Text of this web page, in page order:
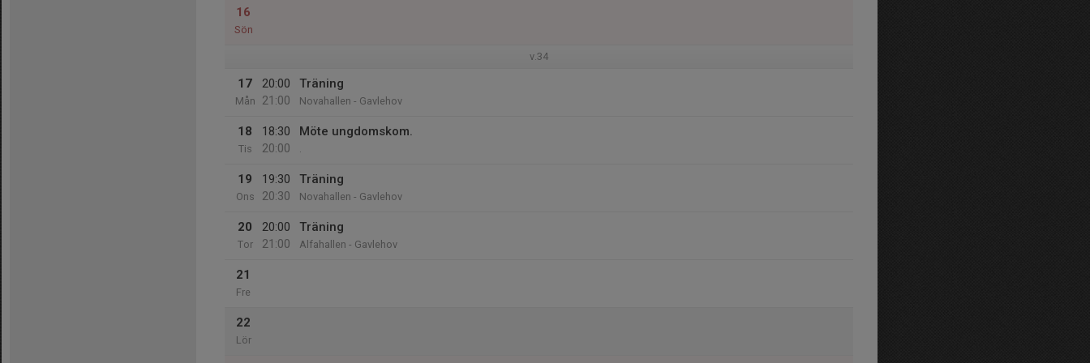
16
Sön
v.34
17
Mån
20:00
21:00
Träning
Novahallen - Gavlehov
18
Tis
18:30
20:00
Möte ungdomskom.
.
19
Ons
19:30
20:30
Träning
Novahallen - Gavlehov
20
Tor
20:00
21:00
Träning
Alfahallen - Gavlehov
21
Fre
22
Lör